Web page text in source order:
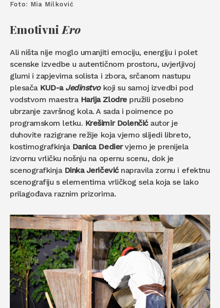
Foto: Mia Milković
EmotivniEro
Ali ništa nije moglo umanjiti emociju, energiju i polet
scenske izvedbe u autentičnom prostoru, uvjerljivoj
glumi i zapjevima solista i zbora, srčanom nastupu
plesača KUD-a Jedinstvokoji su samoj izvedbi pod
vodstvom maestra Harija Zlodrepružili posebno
ubrzanje završnog kola. A sada i poimence po
programskom letku. Krešimir Dolenčićautor je
duhovite razigrane režije koja vjerno slijedi libreto,
kostimografkinja Danica Dediervjerno je prenijela
izvornu vrličku nošnju na opernu scenu, dok je
scenografkinja Dinka Jeričevićnapravila zornu i efektnu
scenografiju s elementima vrličkog sela koja se lako
prilagođava raznim prizorima.